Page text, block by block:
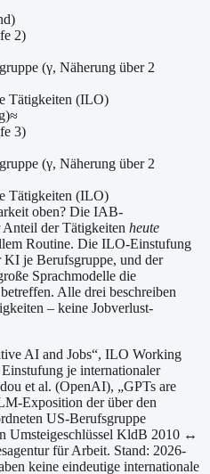
2)
(γ, Näherung über 2
Tätigkeiten (ILO)
≈
3)
(γ, Näherung über 2
Tätigkeiten (ILO)
oben? Die IAB-
Anteil der Tätigkeiten heute
Routine. Die ILO-Einstufung
KI je Berufsgruppe, und der
Sprachmodelle die
Alle drei beschreiben
– keine Jobverlust-
AI and Jobs“, ILO Working
je internationaler
et al. (OpenAI), „GPTs are
Exposition der über den
US-Berufsgruppe
Umsteigeschlüssel KldB 2010 ↔
für Arbeit. Stand: 2026-
keine eindeutige internationale